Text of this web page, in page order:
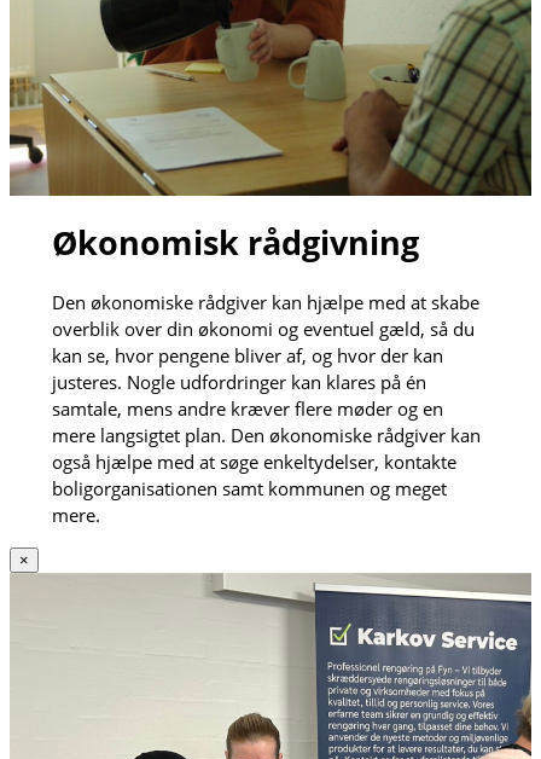
Økonomisk rådgivning
Den økonomiske rådgiver kan hjælpe med at skabe
overblik over din økonomi og eventuel gæld, så du
kan se, hvor pengene bliver af, og hvor der kan
justeres. Nogle udfordringer kan klares på én
samtale, mens andre kræver flere møder og en
mere langsigtet plan. Den økonomiske rådgiver kan
også hjælpe med at søge enkeltydelser, kontakte
boligorganisationen samt kommunen og meget
mere.
×